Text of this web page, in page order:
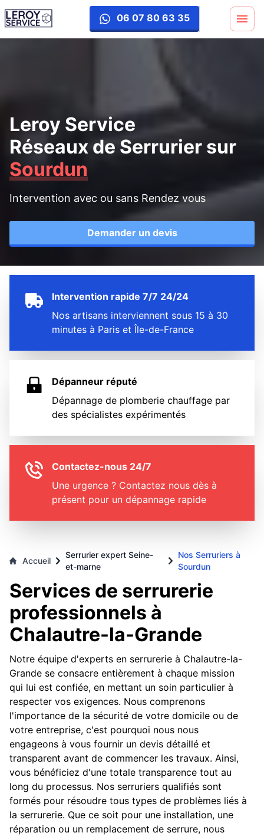
06 07 80 63 35
Leroy Service
Réseaux de Serrurier sur
Sourdun
Intervention avec ou sans Rendez vous
Demander un devis
Intervention rapide 7/7 24/24
Nos artisans interviennent sous 15 à 30
minutes à Paris et Île-de-France
Dépanneur réputé
Dépannage de plomberie chauffage par
des spécialistes expérimentés
Contactez-nous 24/7
Une urgence ? Contactez nous dès à
présent pour un dépannage rapide
Accueil
Serrurier expert Seine-
et-marne
Nos Serruriers à
Sourdun
Services de serrurerie
professionnels à
Chalautre-la-Grande
Notre équipe d'experts en serrurerie à Chalautre-la-
Grande se consacre entièrement à chaque mission
qui lui est confiée, en mettant un soin particulier à
respecter vos exigences. Nous comprenons
l'importance de la sécurité de votre domicile ou de
votre entreprise, c'est pourquoi nous nous
engageons à vous fournir un devis détaillé et
transparent avant de commencer les travaux. Ainsi,
vous bénéficiez d'une totale transparence tout au
long du processus. Nos serruriers qualifiés sont
formés pour résoudre tous types de problèmes liés à
la serrurerie. Que ce soit pour une installation, une
réparation ou un remplacement de serrure, nous